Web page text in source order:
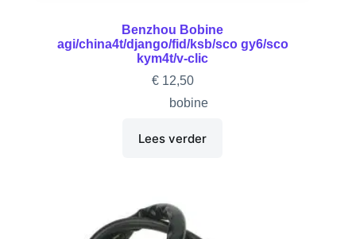
Benzhou Bobine
agi/china4t/django/fid/ksb/sco gy6/sco
kym4t/v-clic
€12,50
bobine
Lees verder